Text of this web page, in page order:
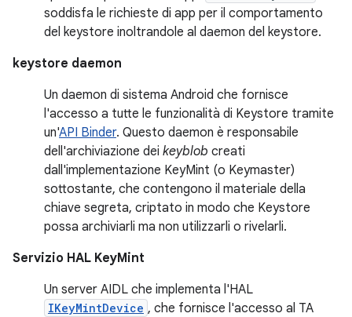
soddisfa le richieste di app per il comportamento
del keystore inoltrandole al daemon del keystore.
keystore daemon
Un daemon di sistema Android che fornisce
l'accesso a tutte le funzionalità di Keystore tramite
un'API Binder. Questo daemon è responsabile
dell'archiviazione dei keyblob creati
dall'implementazione KeyMint (o Keymaster)
sottostante, che contengono il materiale della
chiave segreta, criptato in modo che Keystore
possa archiviarli ma non utilizzarli o rivelarli.
Servizio HAL KeyMint
Un server AIDL che implementa l'HAL
IKeyMintDevice , che fornisce l'accesso al TA